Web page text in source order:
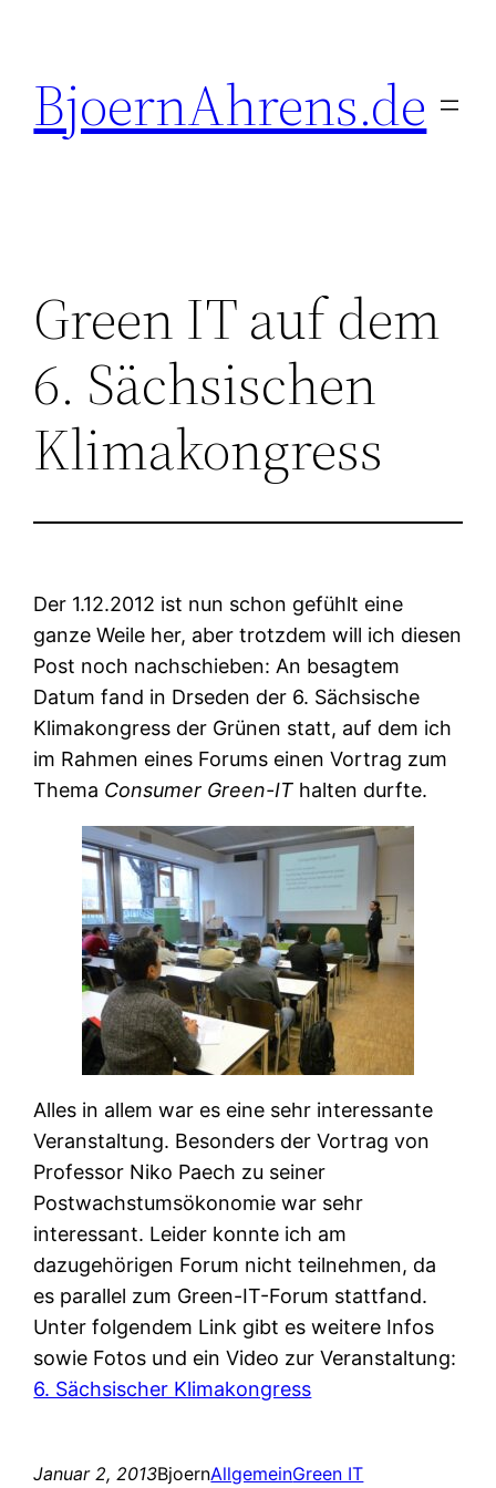
springen
BjoernAhrens.de
Green IT auf dem
6. Sächsischen
Klimakongress
Der 1.12.2012 ist nun schon gefühlt eine
ganze Weile her, aber trotzdem will ich diesen
Post noch nachschieben: An besagtem
Datum fand in Drseden der 6. Sächsische
Klimakongress der Grünen statt, auf dem ich
im Rahmen eines Forums einen Vortrag zum
Thema Consumer Green-IT halten durfte.
Alles in allem war es eine sehr interessante
Veranstaltung. Besonders der Vortrag von
Professor Niko Paech zu seiner
Postwachstumsökonomie war sehr
interessant. Leider konnte ich am
dazugehörigen Forum nicht teilnehmen, da
es parallel zum Green-IT-Forum stattfand.
Unter folgendem Link gibt es weitere Infos
sowie Fotos und ein Video zur Veranstaltung:
6. Sächsischer Klimakongress
Januar 2, 2013BjoernAllgemeinGreen IT